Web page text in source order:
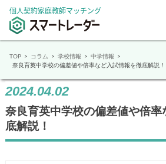
個人契約家庭教師マッチング
TOP コラム 学校情報
中学情報
奈良育英中学校の偏差値や倍率など入試情報を徹底解説！
2024.04.02
奈良育英中学校の偏差値や倍率
底解説！